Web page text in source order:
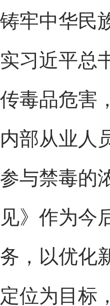
铸牢中华民
实习近平总
传毒品危害
内部从业人
参与禁毒的
见》作为今
务，以优化
定位为目标